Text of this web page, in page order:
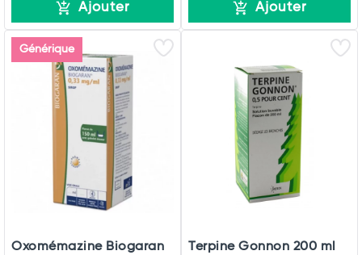
Ajouter Ajouter
Générique
Oxomémazine Biogaran
Terpine Gonnon 200 ml